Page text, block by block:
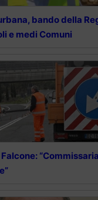
bando della
e medi Comuni